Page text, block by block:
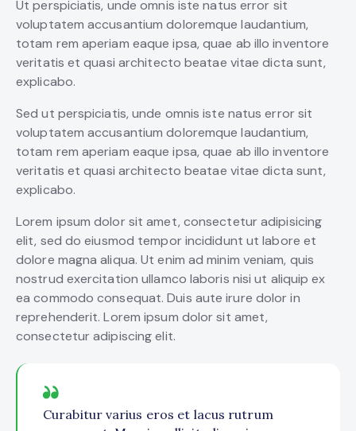
Ut perspiciatis, unde omnis iste natus error sit
voluptatem accusantium doloremque laudantium,
totam rem aperiam eaque ipsa, quae ab illo inventore
veritatis et quasi architecto beatae vitae dicta sunt,
explicabo.
Sed ut perspiciatis, unde omnis iste natus error sit
voluptatem accusantium doloremque laudantium,
totam rem aperiam eaque ipsa, quae ab illo inventore
veritatis et quasi architecto beatae vitae dicta sunt,
explicabo.
Lorem ipsum dolor sit amet, consectetur adipisicing
elit, sed do eiusmod tempor incididunt ut labore et
dolore magna aliqua. Ut enim ad minim veniam, quis
nostrud exercitation ullamco laboris nisi ut aliquip ex
ea commodo consequat. Duis aute irure dolor in
reprehenderit. Lorem ipsum dolor sit amet,
consectetur adipiscing elit.
Curabitur varius eros et lacus rutrum